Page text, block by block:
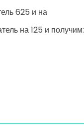
625 и на
на 125 и получим: